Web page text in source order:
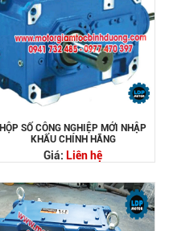
HỘP SỐ CÔNG NGHIỆP MỚI NHẬP
KHẨU CHÍNH HÃNG
Giá: Liên hệ